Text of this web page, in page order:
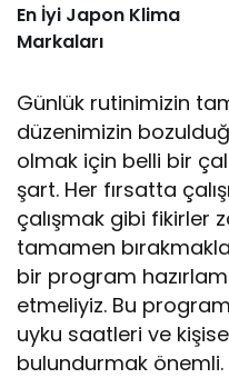
En İyi Japon Klima
Markaları
Günlük rutinimizin
düzenimizin
olmak için belli bir
şart. Her fırsatta
çalışmak gibi fikirler
tamamen
bir program
etmeliyiz. Bu
uyku saatleri ve
bulundurmak önemli.